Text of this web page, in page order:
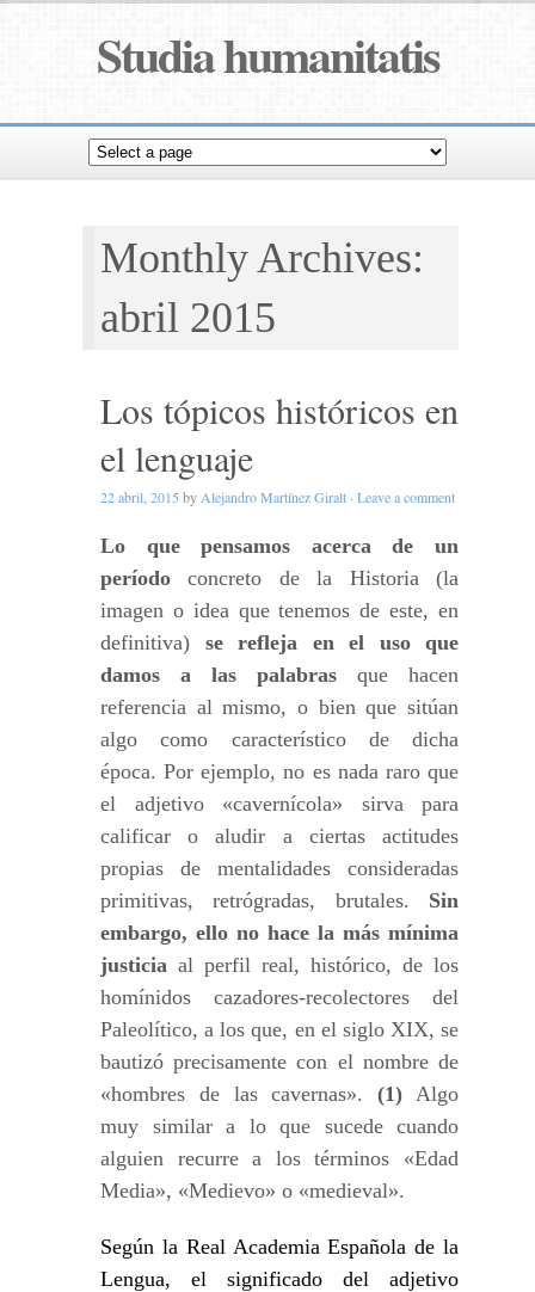
Studia humanitatis
Monthly Archives:
abril 2015
Los tópicos históricos en
el lenguaje
22 abril, 2015 by Alejandro Martínez Giralt · Leave a comment
Lo que pensamos acerca de un
período concreto de la Historia (la
imagen o idea que tenemos de este, en
definitiva) se refleja en el uso que
damos a las palabras que hacen
referencia al mismo, o bien que sitúan
algo como característico de dicha
época. Por ejemplo, no es nada raro que
el adjetivo «cavernícola» sirva para
calificar o aludir a ciertas actitudes
propias de mentalidades consideradas
primitivas, retrógradas, brutales. Sin
embargo, ello no hace la más mínima
justicia al perfil real, histórico, de los
homínidos cazadores-recolectores del
Paleolítico, a los que, en el siglo XIX, se
bautizó precisamente con el nombre de
«hombres de las cavernas».(1) Algo
muy similar a lo que sucede cuando
alguien recurre a los términos «Edad
Media», «Medievo» o «medieval».
Según la Real Academia Española de la
Lengua, el significado del adjetivo